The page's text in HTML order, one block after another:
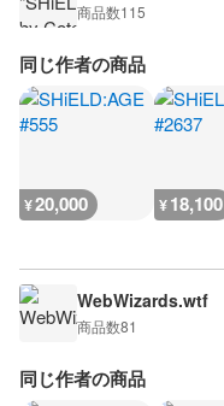
商品数115
同じ作者の商品
¥20,000 ¥18,100
WebWizards.wtf
商品数81
同じ作者の商品